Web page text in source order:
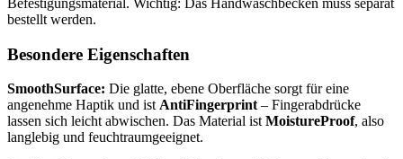
Befestigungsmaterial. Wichtig: Das Handwaschbecken muss separat
bestellt werden.
Besondere Eigenschaften
SmoothSurface: Die glatte, ebene Oberfläche sorgt für eine
angenehme Haptik und ist AntiFingerprint – Fingerabdrücke
lassen sich leicht abwischen. Das Material ist MoistureProof, also
langlebig und feuchtraumgeeignet.